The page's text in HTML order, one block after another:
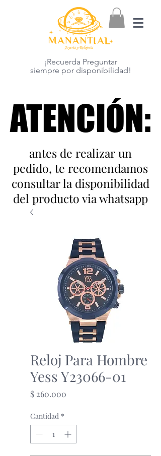
¡Recuerda Preguntar
siempre por disponibilidad!
ATENCIÓN:
ATENCIÓN:
antes de realizar un
pedido, te recomendamos
consultar la disponibilidad
del producto via whatsapp
Reloj Para Hombre
Yess Y23066-01
$ 260.000
Cantidad *